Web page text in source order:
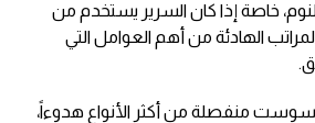
خاصة إذا كان السرير يستخدم من
الهادئة من أهم العوامل التي
بسوست منفصلة من أكثر الأنواع هدوءاً،